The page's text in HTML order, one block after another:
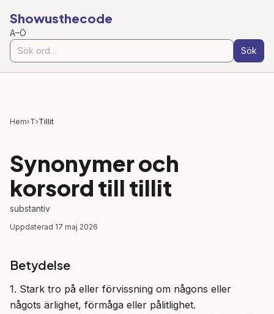
Showusthecode
A–Ö
Sök
Hem›T›Tillit
Synonymer och
korsord till tillit
substantiv
Uppdaterad 17 maj 2026
Betydelse
1. Stark tro på eller förvissning om någons eller
någots ärlighet, förmåga eller pålitlighet.